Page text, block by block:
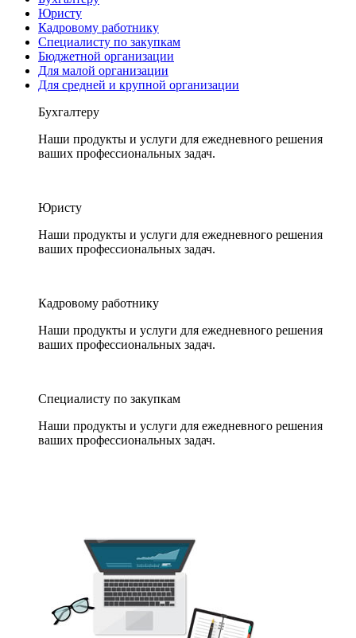
Юристу
Кадровому работнику
Специалисту по закупкам
Бюджетной организации
Для малой организации
Для средней и крупной организации
Бухгалтеру
Наши продукты и услуги для ежедневного решения
ваших профессиональных задач.
Юристу
Наши продукты и услуги для ежедневного решения
ваших профессиональных задач.
Кадровому работнику
Наши продукты и услуги для ежедневного решения
ваших профессиональных задач.
Специалисту по закупкам
Наши продукты и услуги для ежедневного решения
ваших профессиональных задач.